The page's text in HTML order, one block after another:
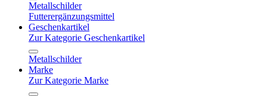
Metallschilder
Futterergänzungsmittel
Geschenkartikel
Zur Kategorie Geschenkartikel
Metallschilder
Marke
Zur Kategorie Marke